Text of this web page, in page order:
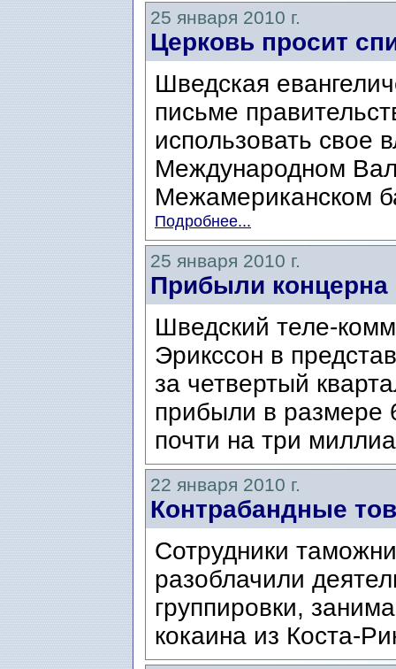
25 января 2010 г.
Церковь просит
Шведская
письме
использовать свое
Международном
Межамериканском
Подробнее...
25 января 2010 г.
Прибыли концерна
Шведский теле-
Эрикссон в
за четвертый
прибыли в размере
почти на три
22 января 2010 г.
Контрабандные
Сотрудники
разоблачили
группировки,
кокаина из Коста-